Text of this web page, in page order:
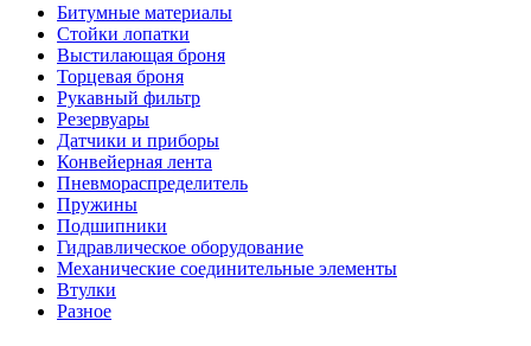
Битумные материалы
Стойки лопатки
Выстилающая броня
Торцевая броня
Рукавный фильтр
Резервуары
Датчики и приборы
Конвейерная лента
Пневмораспределитель
Пружины
Подшипники
Гидравлическое оборудование
Механические соединительные элементы
Втулки
Разное